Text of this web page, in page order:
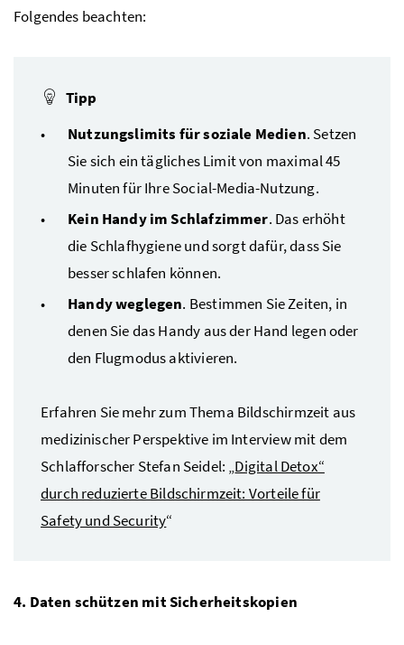
Folgendes beachten:
Tipp
Nutzungslimits für soziale Medien. Setzen
Sie sich ein tägliches Limit von maximal 45
Minuten für Ihre Social-Media-Nutzung.
Kein Handy im Schlafzimmer. Das erhöht
die Schlafhygiene und sorgt dafür, dass Sie
besser schlafen können.
Handy weglegen. Bestimmen Sie Zeiten, in
denen Sie das Handy aus der Hand legen oder
den Flugmodus aktivieren.
Erfahren Sie mehr zum Thema Bildschirmzeit aus
medizinischer Perspektive im Interview mit dem
Schlafforscher Stefan Seidel: „Digital Detox“
durch reduzierte Bildschirmzeit: Vorteile für
Safety und Security“
4. Daten schützen mit Sicherheitskopien